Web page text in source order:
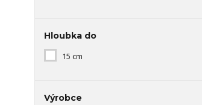
Hloubka do
15 cm
Výrobce